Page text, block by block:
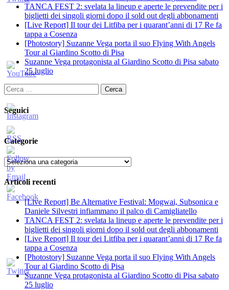
TANCA FEST 2: svelata la lineup e aperte le prevendite per i
biglietti dei singoli giorni dopo il sold out degli abbonamenti
[Live Report] Il tour dei Litfiba per i quarant’anni di 17 Re fa
tappa a Cosenza
[Photostory] Suzanne Vega porta il suo Flying With Angels
Tour al Giardino Scotto di Pisa
Suzanne Vega protagonista al Giardino Scotto di Pisa sabato
25 luglio
Ricerca
per:
Seguici
Categorie
Categorie
Articoli recenti
[Live Report] Be Alternative Festival: Mogwai, Subsonica e
Daniele Silvestri infiammano il palco di Camigliatello
TANCA FEST 2: svelata la lineup e aperte le prevendite per i
biglietti dei singoli giorni dopo il sold out degli abbonamenti
[Live Report] Il tour dei Litfiba per i quarant’anni di 17 Re fa
tappa a Cosenza
[Photostory] Suzanne Vega porta il suo Flying With Angels
Tour al Giardino Scotto di Pisa
Suzanne Vega protagonista al Giardino Scotto di Pisa sabato
25 luglio